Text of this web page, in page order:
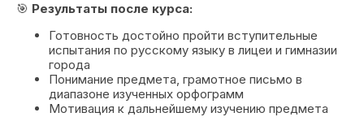
🎯 Результаты после курса:
Готовность достойно пройти вступительные
испытания по русскому языку в лицеи и гимназии
города
Понимание предмета, грамотное письмо в
диапазоне изученных орфограмм
Мотивация к дальнейшему изучению предмета